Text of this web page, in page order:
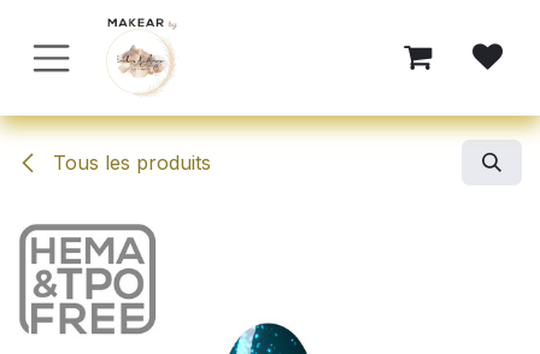
Se rendre au contenu
Tous les produits